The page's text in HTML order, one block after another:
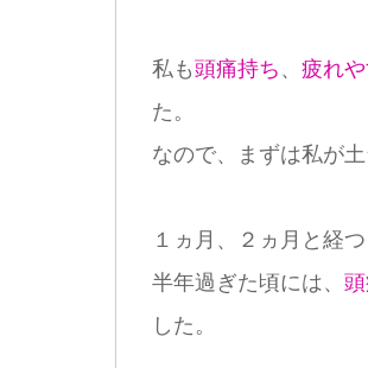
私も頭痛持ち 、 疲れ
た。
なので、まずは私が
１ヵ月、２ヵ月と経
半年過ぎた頃には、
した。